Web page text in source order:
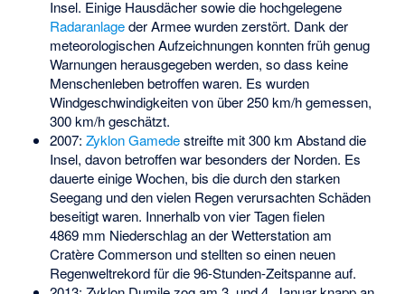
Insel. Einige Hausdächer sowie die hochgelegene
Radaranlageder Armee wurden zerstört. Dank der
meteorologischen Aufzeichnungen konnten früh genug
Warnungen herausgegeben werden, so dass keine
Menschenleben betroffen waren. Es wurden
Windgeschwindigkeiten von über 250 km/h gemessen,
300 km/h geschätzt.
2007: Zyklon Gamedestreifte mit 300 km Abstand die
Insel, davon betroffen war besonders der Norden. Es
dauerte einige Wochen, bis die durch den starken
Seegang und den vielen Regen verursachten Schäden
beseitigt waren. Innerhalb von vier Tagen fielen
4869 mm Niederschlag an der Wetterstation am
Cratère Commersonund stellten so einen neuen
Regenweltrekord für die 96-Stunden-Zeitspanne auf.